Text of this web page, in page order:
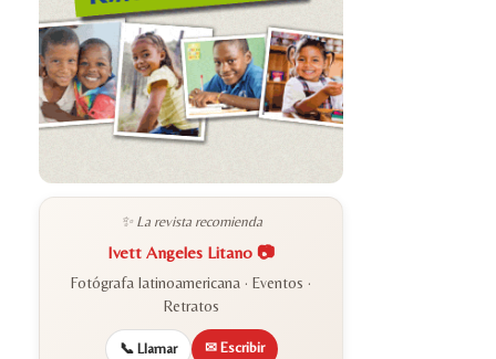
✨ La revista recomienda
Ivett Angeles Litano 📷
Fotógrafa latinoamericana · Eventos ·
Retratos
📞 Llamar ✉ Escribir